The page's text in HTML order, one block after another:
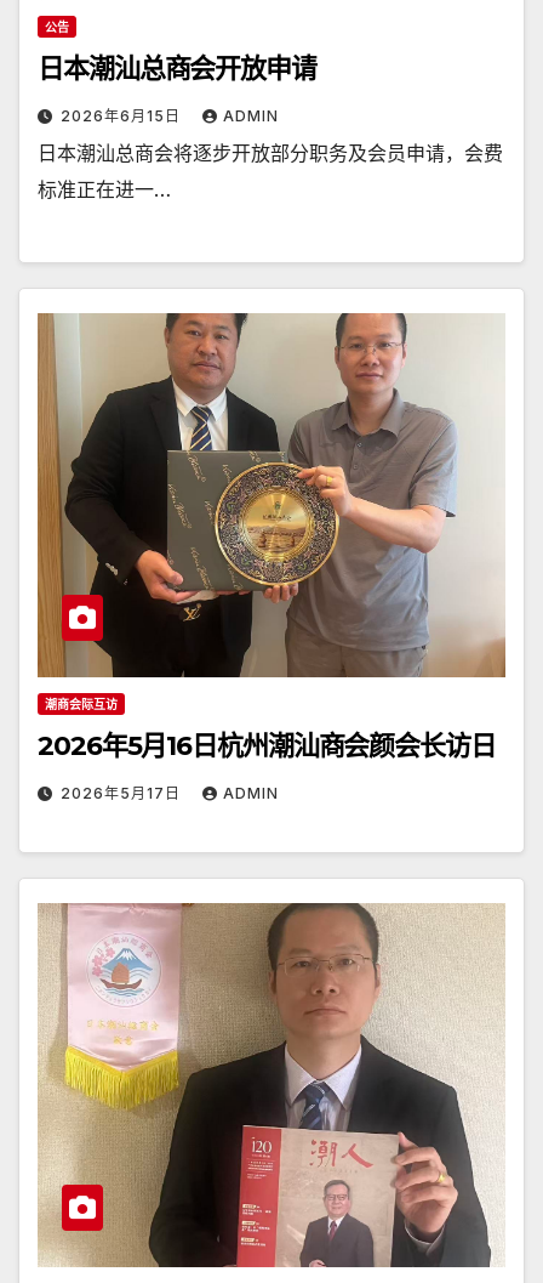
公告
日本潮汕总商会开放申请
2026年6月15日 ADMIN
日本潮汕总商会将逐步开放部分职务及会员申请，会费
标准正在进一…
潮商会际互访
2026年5月16日杭州潮汕商会颜会长访日
2026年5月17日 ADMIN